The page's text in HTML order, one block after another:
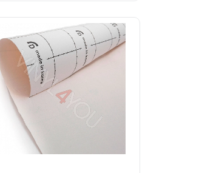
Предзаказ
Купить в 1 клик К сравнению
В избранное